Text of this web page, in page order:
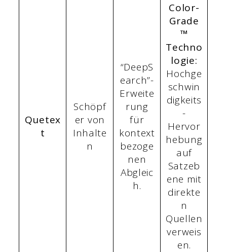
Quetex
t
Schöpf
er von
Inhalte
n
“DeepS
earch”-
Erweite
rung
für
kontext
bezoge
nen
Abgleic
h.
Color-
Grade
™
Techno
logie:
Hochge
schwin
digkeits
-
Hervor
hebung
auf
Satzeb
ene mit
direkte
n
Quellen
verweis
en.